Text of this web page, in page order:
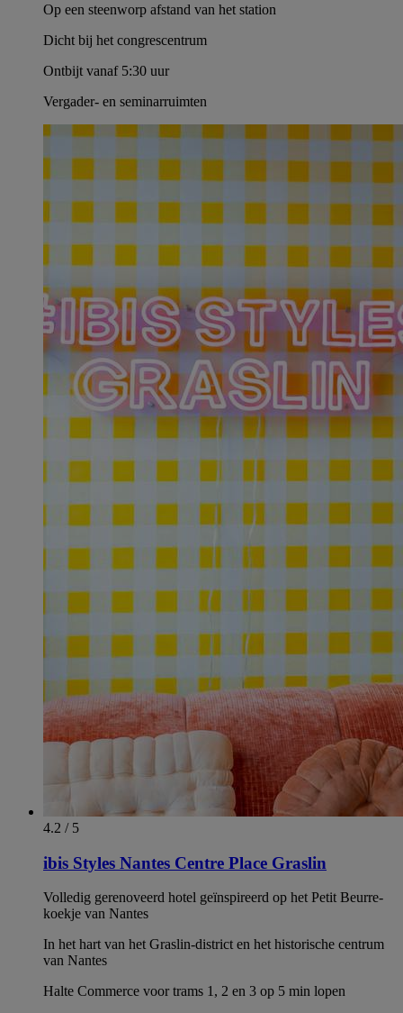
Op een steenworp afstand van het station
Dicht bij het congrescentrum
Ontbijt vanaf 5:30 uur
Vergader- en seminarruimten
4.2 / 5
ibis Styles Nantes Centre Place Graslin
Volledig gerenoveerd hotel geïnspireerd op het Petit Beurre-
koekje van Nantes
In het hart van het Graslin-district en het historische centrum
van Nantes
Halte Commerce voor trams 1, 2 en 3 op 5 min lopen